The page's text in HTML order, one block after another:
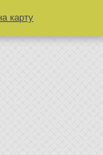
карту